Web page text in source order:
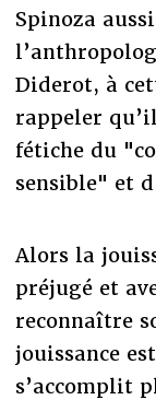
Spinoza
Diderot, à
rappeler
fétiche du
sensible" et
Alors la
préjugé et
reconnaître
jouissance
s’accomplit